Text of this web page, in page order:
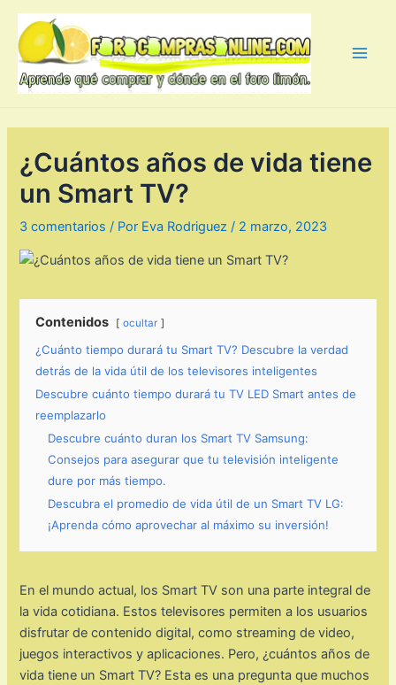
contenido
¿Cuántos años de vida tiene
un Smart TV?
3 comentarios / Por Eva Rodriguez / 2 marzo, 2023
Contenidos ocultar
¿Cuánto tiempo durará tu Smart TV? Descubre la verdad
detrás de la vida útil de los televisores inteligentes
Descubre cuánto tiempo durará tu TV LED Smart antes de
reemplazarlo
Descubre cuánto duran los Smart TV Samsung:
Consejos para asegurar que tu televisión inteligente
dure por más tiempo.
Descubra el promedio de vida útil de un Smart TV LG:
¡Aprenda cómo aprovechar al máximo su inversión!
En el mundo actual, los Smart TV son una parte integral de
la vida cotidiana. Estos televisores permiten a los usuarios
disfrutar de contenido digital, como streaming de video,
juegos interactivos y aplicaciones. Pero, ¿cuántos años de
vida tiene un Smart TV? Esta es una pregunta que muchos